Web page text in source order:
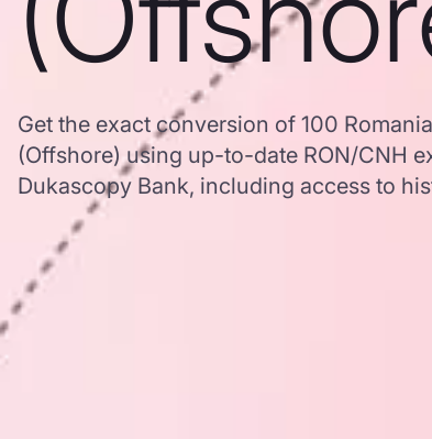
Get the exact conversion of 100
(Offshore) using up-to-date RON/CNH
Dukascopy Bank, including access to